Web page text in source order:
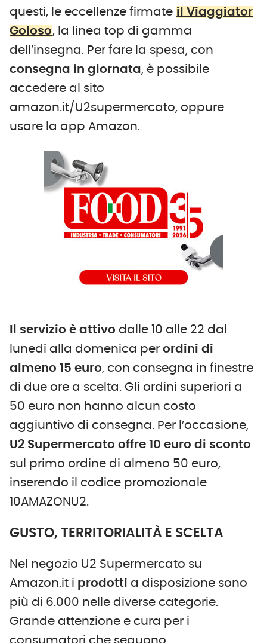
questi, le eccellenze firmate il Viaggiator
Goloso, la linea top di gamma
dell’insegna. Per fare la spesa, con
consegna in giornata, è possibile
accedere al sito
amazon.it/U2supermercato, oppure
usare la app Amazon.
Il servizio è attivo dalle 10 alle 22 dal
lunedì alla domenica per ordini di
almeno 15 euro, con consegna in finestre
di due ore a scelta. Gli ordini superiori a
50 euro non hanno alcun costo
aggiuntivo di consegna. Per l’occasione,
U2 Supermercato offre 10 euro di sconto
sul primo ordine di almeno 50 euro,
inserendo il codice promozionale
10AMAZONU2.
GUSTO, TERRITORIALITÀ E SCELTA
Nel negozio U2 Supermercato su
Amazon.it i prodotti a disposizione sono
più di 6.000 nelle diverse categorie.
Grande attenzione e cura per i